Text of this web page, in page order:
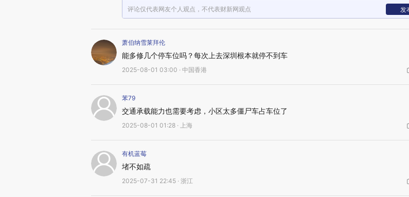
评论仅代表网友个人观点，不代表财新网观点 发
萧伯纳雪莱拜伦
能多修几个停车位吗？每次上去深圳根本就停不到车
2025-08-01 03:00 · 中国香港
苯79
交通承载能力也需要考虑，小区太多僵尸车占车位了
2025-08-01 01:28 · 上海
有机蓝莓
堵不如疏
2025-07-31 22:45 · 浙江